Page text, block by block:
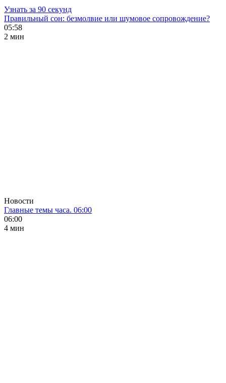
Узнать за 90 секунд
Правильный сон: безмолвие или шумовое сопровождение?
05:58
2 мин
Новости
Главные темы часа. 06:00
06:00
4 мин